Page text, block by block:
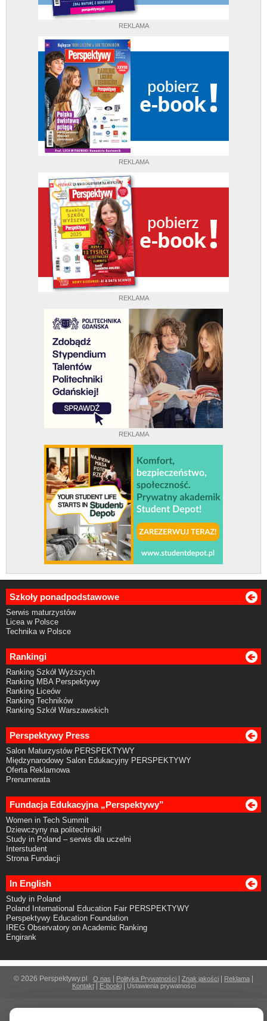
REKLAMA
REKLAMA
REKLAMA
REKLAMA
Szkoły ponadpodstawowe
Serwis maturzystów
Licea w Polsce
Technika w Polsce
Rankingi
Ranking Szkół Wyższych
Ranking MBA Perspektywy
Ranking Liceów
Ranking Techników
Ranking Szkół Warszawskich
Perspektywy Press
Salon Maturzystów PERSPEKTYWY
Międzynarodowy Salon Edukacyjny PERSPEKTYWY
Oferta Reklamowa
Prenumerata
Fundacja Edukacyjna „Perspektywy”
Women in Tech Summit
Dziewczyny na politechniki!
Study in Poland – serwis dla uczelni
Interstudent
Strona Fundacji
In English
Study in Poland
Poland International Education Fair PERSPEKTYWY
Perspektywy Education Foundation
IREG Observatory on Academic Ranking
Engirank
© 2026 Perspektywy.pl O nas Polityka Prywatności Znak jakości Reklama
Kontakt| E-booki| Ustawienia prywatności